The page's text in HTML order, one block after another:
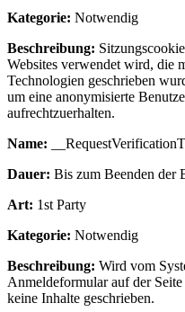
Kategorie: Notwendig
Beschreibung:
Websites verwendet wird, die
Technologien geschrieben
um eine anonymisierte
aufrechtzuerhalten.
Name:
Dauer: Bis zum Beenden der
Art: 1st Party
Kategorie: Notwendig
Beschreibung: Wird vom
Anmeldeformular auf der
keine Inhalte geschrieben.